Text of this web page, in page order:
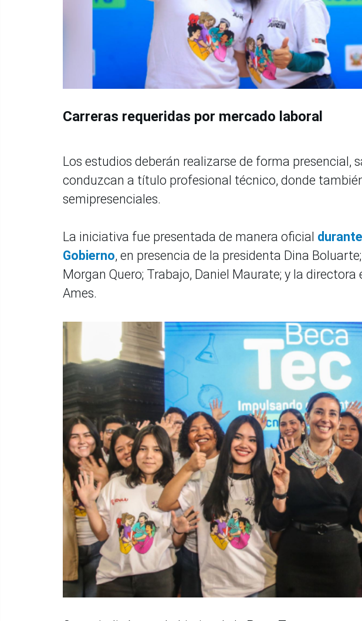
Carreras requeridas por mercado laboral
Los estudios deberán realizarse de forma presencial,
conduzcan a título profesional técnico, donde
semipresenciales.
La iniciativa fue presentada de manera oficial
Gobierno, en presencia de la presidenta Dina
Morgan Quero; Trabajo, Daniel Maurate; y la
Ames.